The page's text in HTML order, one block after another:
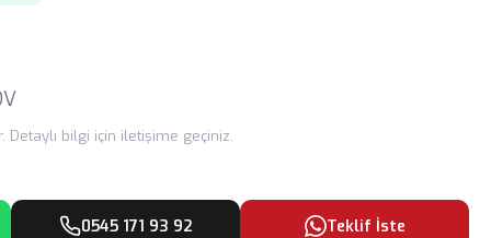
Detaylı bilgi için iletişime geçiniz.
0545 171 93 92 Teklif İste